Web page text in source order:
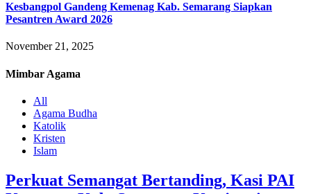
Kesbangpol Gandeng Kemenag Kab. Semarang Siapkan
Pesantren Award 2026
November 21, 2025
Mimbar Agama
All
Agama Budha
Katolik
Kristen
Islam
Perkuat Semangat Bertanding, Kasi PAI